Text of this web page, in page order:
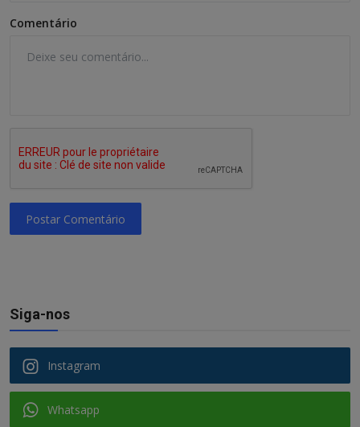
Comentário
Postar Comentário
Siga-nos
Instagram
Whatsapp